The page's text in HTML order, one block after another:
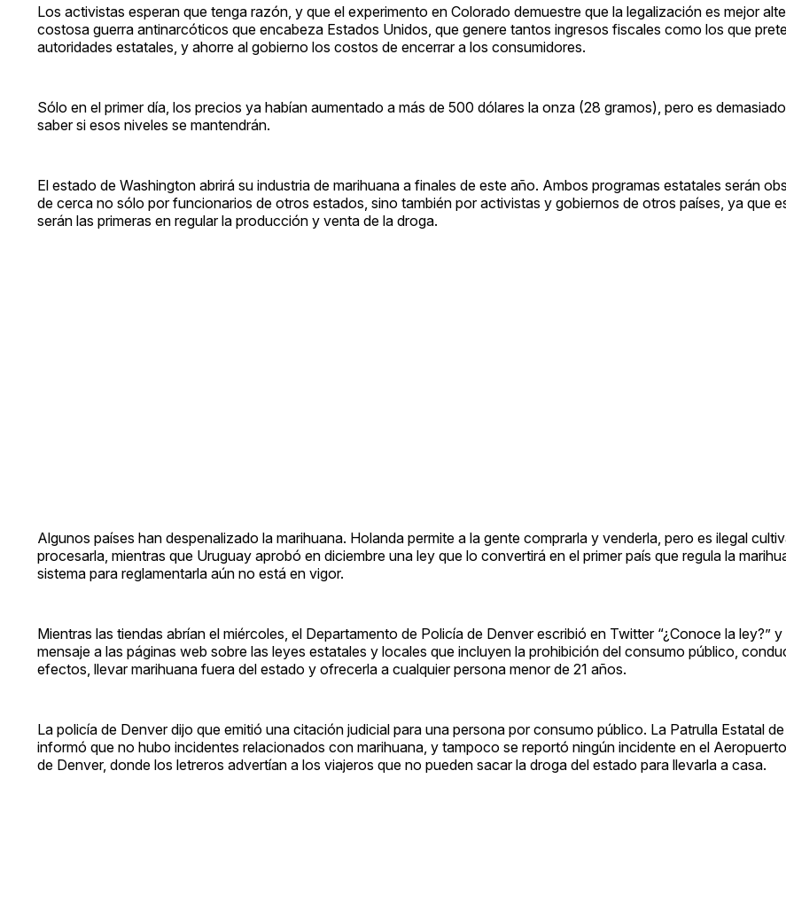
Los activistas esperan que tenga razón, y que el experimento en Colorado demuestre que la legalización es mejor
costosa guerra antinarcóticos que encabeza Estados Unidos, que genere tantos ingresos fiscales como los que
autoridades estatales, y ahorre al gobierno los costos de encerrar a los consumidores.
Sólo en el primer día, los precios ya habían aumentado a más de 500 dólares la onza (28 gramos), pero es
saber si esos niveles se mantendrán.
El estado de Washington abrirá su industria de marihuana a finales de este año. Ambos programas estatales serán
de cerca no sólo por funcionarios de otros estados, sino también por activistas y gobiernos de otros países, ya que
serán las primeras en regular la producción y venta de la droga.
Algunos países han despenalizado la marihuana. Holanda permite a la gente comprarla y venderla, pero es ilegal
procesarla, mientras que Uruguay aprobó en diciembre una ley que lo convertirá en el primer país que regula la
sistema para reglamentarla aún no está en vigor.
Mientras las tiendas abrían el miércoles, el Departamento de Policía de Denver escribió en Twitter “¿Conoce la ley?”
mensaje a las páginas web sobre las leyes estatales y locales que incluyen la prohibición del consumo público,
efectos, llevar marihuana fuera del estado y ofrecerla a cualquier persona menor de 21 años.
La policía de Denver dijo que emitió una citación judicial para una persona por consumo público. La Patrulla Estatal
informó que no hubo incidentes relacionados con marihuana, y tampoco se reportó ningún incidente en el
de Denver, donde los letreros advertían a los viajeros que no pueden sacar la droga del estado para llevarla a casa.